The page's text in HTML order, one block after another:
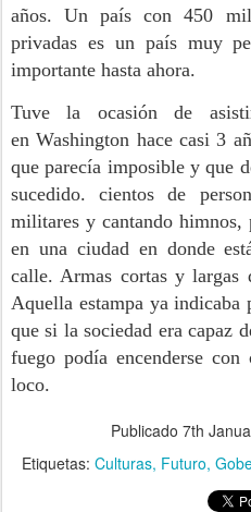
años. Un país con 450
privadas es un país muy
importante hasta ahora.
Tuve la ocasión de
enWashington hace casi 3
que parecía imposible y que
sucedido. cientos de
militares y cantando
en una ciudad en donde
calle. Armas cortas y largas
Aquella estampa ya
que si la sociedad era capaz
fuego podía encenderse
loco.
Publicado 7th
Etiquetas: Culturas Futuro